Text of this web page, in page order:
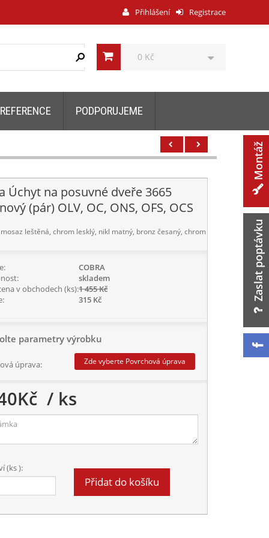
Registrace
Přihlášení
0 Kč
REFERENCE PODPORUJEME
Úchyt na posuvné dveře 3665
(pár) OLV, OC, ONS, OFS, OCS
leštěná, chrom lesklý, nikl matný, bronz česaný, chrom
COBRA
skladem
v obchodech (ks):1 455 Kč
315 Kč
parametry výrobku
úprava: Zde vyberte Povrchová úprava
Kč / ks
(ks ):
Přidat do košíku
Montáž
Zaslat poptávku